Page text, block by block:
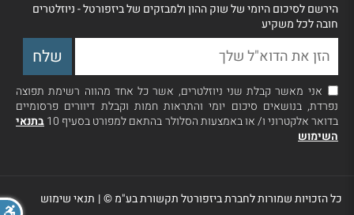
הירשם לסיכום היומי של שוק ההון ולמבזקים של ביזפורטל - ניוזלטרים
חובה לכל משקיע
אני מאשר קבלת שני ניוזלטרים, אשר כל אחד מהווה רשימת תפוצה
נפרדת, בנושאים סיכום יומי והתראות חמות וקבלת דיוורים פרסומיים
בדואר אלקטרוני ו/ או באמצעות הסלולר בהתאם למפורט בסעיף 10
בתנאי
השימוש
כל הזכויות שמורות לחברת ביזפורטל תקשורת בע"מ ©| תנאי שימוש